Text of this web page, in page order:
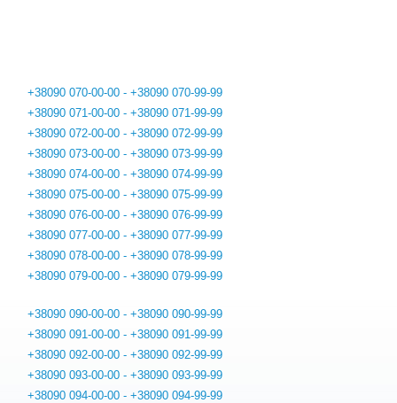
+38090 070-00-00 - +38090 070-99-99
+38090 071-00-00 - +38090 071-99-99
+38090 072-00-00 - +38090 072-99-99
+38090 073-00-00 - +38090 073-99-99
+38090 074-00-00 - +38090 074-99-99
+38090 075-00-00 - +38090 075-99-99
+38090 076-00-00 - +38090 076-99-99
+38090 077-00-00 - +38090 077-99-99
+38090 078-00-00 - +38090 078-99-99
+38090 079-00-00 - +38090 079-99-99
+38090 090-00-00 - +38090 090-99-99
+38090 091-00-00 - +38090 091-99-99
+38090 092-00-00 - +38090 092-99-99
+38090 093-00-00 - +38090 093-99-99
+38090 094-00-00 - +38090 094-99-99